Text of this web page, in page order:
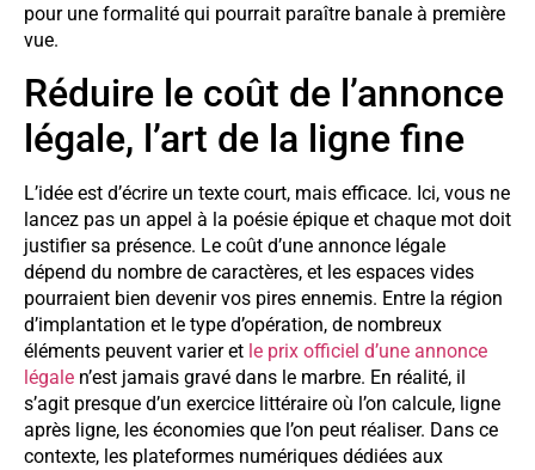
pour une formalité qui pourrait paraître banale à première
vue.
Réduire le coût de l’annonce
légale, l’art de la ligne fine
L’idée est d’écrire un texte court, mais efficace. Ici, vous ne
lancez pas un appel à la poésie épique et chaque mot doit
justifier sa présence. Le coût d’une annonce légale
dépend du nombre de caractères, et les espaces vides
pourraient bien devenir vos pires ennemis. Entre la région
d’implantation et le type d’opération, de nombreux
éléments peuvent varier et le prix officiel d’une annonce
légale n’est jamais gravé dans le marbre. En réalité, il
s’agit presque d’un exercice littéraire où l’on calcule, ligne
après ligne, les économies que l’on peut réaliser. Dans ce
contexte, les plateformes numériques dédiées aux